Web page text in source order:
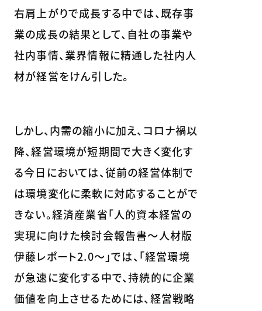
右肩上がりで成長する中では、既存事
業の成長の結果として、自社の事業や
社内事情、業界情報に精通した社内人
材が経営をけん引した。
しかし、内需の縮小に加え、コロナ禍以
降、経営環境が短期間で大きく変化す
る今日においては、従前の経営体制で
は環境変化に柔軟に対応することがで
きない。経済産業省「人的資本経営の
実現に向けた検討会報告書～人材版
伊藤レポート2.0～」では、「経営環境
が急速に変化する中で、持続的に企業
価値を向上させるためには、経営戦略